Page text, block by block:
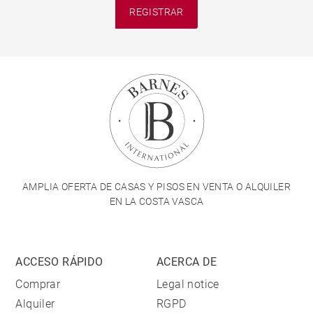
REGISTRAR
AMPLIA OFERTA DE CASAS Y PISOS EN VENTA O ALQUILER
EN LA COSTA VASCA
ACCESO RÁPIDO
Comprar
Alquiler
ACERCA DE
Legal notice
RGPD